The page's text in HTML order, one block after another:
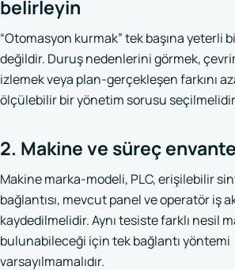
belirleyin
“Otomasyon kurmak” tek başına yeterli
değildir. Duruş nedenlerini görmek,
izlemek veya plan-gerçekleşen farkını
ölçülebilir bir yönetim sorusu
2. Makine ve süreç
Makine marka-modeli, PLC, erişilebilir
bağlantısı, mevcut panel ve operatör iş
kaydedilmelidir. Aynı tesiste farklı nesil
bulunabileceği için tek bağlantı yöntemi
varsayılmamalıdır.